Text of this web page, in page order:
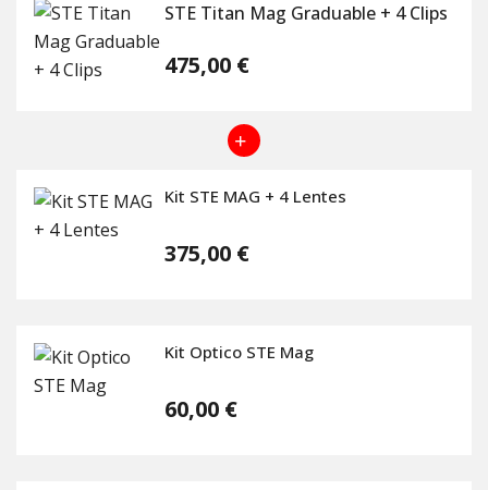
STE Titan Mag Graduable + 4 Clips
475,00 €
Kit STE MAG + 4 Lentes
375,00 €
Kit Optico STE Mag
60,00 €